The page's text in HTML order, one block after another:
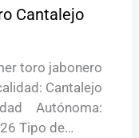
Cantalejo
toro jabonero
Cantalejo
Autónoma:
Tipo de…